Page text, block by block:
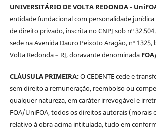
UNIVERSITÁRIO DE VOLTA REDONDA -
entidade fundacional com personalidade
de direito privado, inscrita no CNPJ sob nº
sede na Avenida Dauro Peixoto Aragão, nº 1325,
Volta Redonda – RJ, doravante denominada
CLÁUSULA PRIMEIRA:O CEDENTE cede e
sem direito a remuneração, reembolso ou
qualquer natureza, em caráter irrevogável e
FOA/UniFOA, todos os direitos autorais (morais
relativo à obra acima intitulada, tudo em